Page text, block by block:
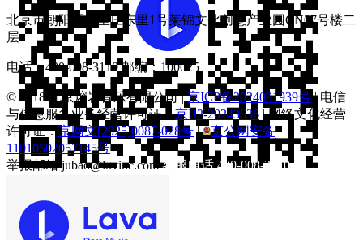
Android下载
北京市朝阳区八里庄东里1号莱锦文化创意产业园CN07号楼二
层
电话：400-008-3110邮编：100025
© 2018 北京熔岩音乐有限公司 |京ICP备2024091939号 | 电信
与信息服务业务经营许可证：京B2-20243636 | 网络文化经营
许可证： 京网文[2025]0087-028号| 京公网安备
11010502057145号
举报邮箱jubao@lovinc.com 客服电话400-008-3110